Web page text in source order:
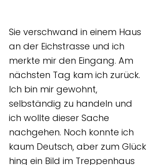
Sie verschwand in einem Haus
an der Eichstrasse und ich
merkte mir den Eingang. Am
nächsten Tag kam ich zurück.
Ich bin mir gewohnt,
selbständig zu handeln und
ich wollte dieser Sache
nachgehen. Noch konnte ich
kaum Deutsch, aber zum Glück
hing ein Bild im Treppenhaus